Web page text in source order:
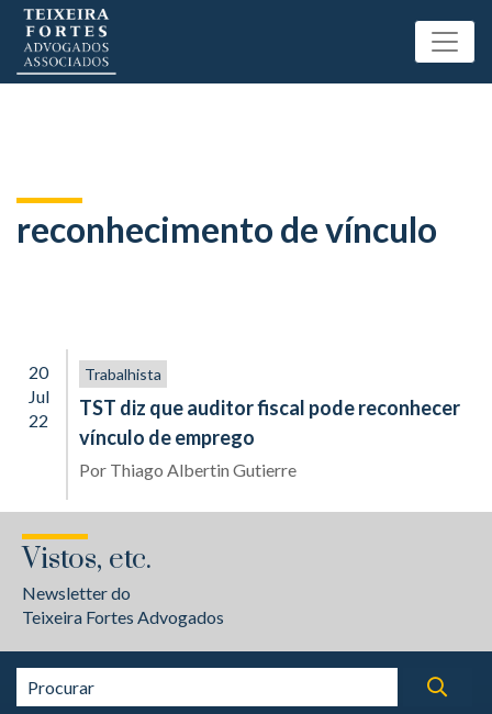
reconhecimento de vínculo
20
Jul
22
Trabalhista
TST diz que auditor fiscal pode reconhecer
vínculo de emprego
Por Thiago Albertin Gutierre
Vistos, etc.
Newsletter do
Teixeira Fortes Advogados